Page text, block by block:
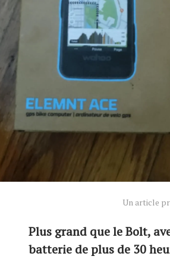
Un article
Plus grand que le Bolt,
batterie de plus de 30